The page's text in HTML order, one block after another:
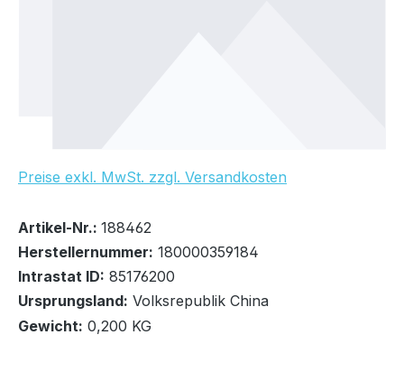
Preise exkl. MwSt. zzgl. Versandkosten
Bestand:0x
Nicht Lagernd
Artikel-Nr.: 188462
Herstellernummer: 180000359184
Intrastat ID: 85176200
Ursprungsland: Volksrepublik China
Gewicht: 0,200 KG